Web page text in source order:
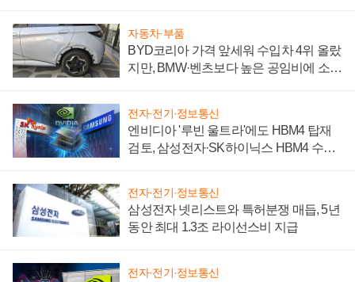
자동차·부품
BYD코리아 가격 앞세워 수입차 4위 올랐
지만, BMW·벤츠보다 높은 공임비에 소비
전자·전기·정보통신
엔비디아 '루빈 울트라'에도 HBM4 탑재
검토, 삼성전자·SK하이닉스 HBM4 수율
전자·전기·정보통신
삼성전자 넷리스트와 특허분쟁 매듭, 5년
동안 최대 1.3조 라이선스비 지급
전자·전기·정보통신